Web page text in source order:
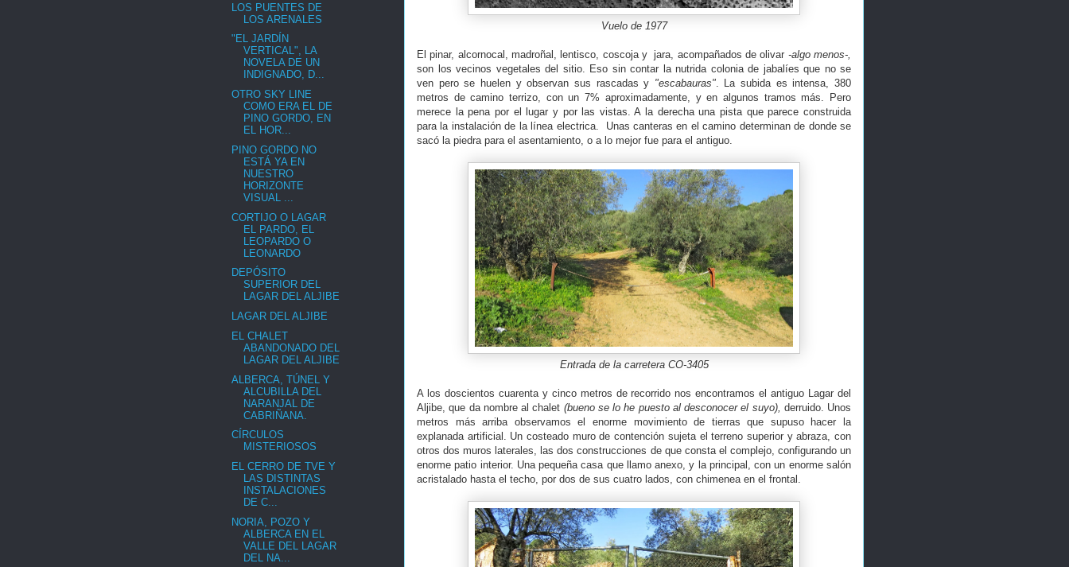
Vuelo de 1977
El pinar, alcornocal, madroñal, lentisco, coscoja y jara, acompañados de olivar -algo menos-,
son los vecinos vegetales del sitio. Eso sin contar la nutrida colonia de jabalíes que no se
ven pero se huelen y observan sus rascadas y "escabauras". La subida es intensa, 380
metros de camino terrizo, con un 7% aproximadamente, y en algunos tramos más. Pero
merece la pena por el lugar y por las vistas. A la derecha una pista que parece construida
para la instalación de la línea electrica. Unas canteras en el camino determinan de donde se
sacó la piedra para el asentamiento, o a lo mejor fue para el antiguo.
Entrada de la carretera CO-3405
A los doscientos cuarenta y cinco metros de recorrido nos encontramos el antiguo Lagar del
Aljibe, que da nombre al chalet (bueno se lo he puesto al desconocer el suyo), derruido. Unos
metros más arriba observamos el enorme movimiento de tierras que supuso hacer la
explanada artificial. Un costeado muro de contención sujeta el terreno superior y abraza, con
otros dos muros laterales, las dos construcciones de que consta el complejo, configurando un
enorme patio interior. Una pequeña casa que llamo anexo, y la principal, con un enorme salón
acristalado hasta el techo, por dos de sus cuatro lados, con chimenea en el frontal.
LOS PUENTES DE
LOS ARENALES
"EL JARDÍN
VERTICAL", LA
NOVELA DE UN
INDIGNADO, D...
OTRO SKY LINE
COMO ERA EL DE
PINO GORDO, EN
EL HOR...
PINO GORDO NO
ESTÁ YA EN
NUESTRO
HORIZONTE
VISUAL ...
CORTIJO O LAGAR
EL PARDO, EL
LEOPARDO O
LEONARDO
DEPÓSITO
SUPERIOR DEL
LAGAR DEL ALJIBE
LAGAR DEL ALJIBE
EL CHALET
ABANDONADO DEL
LAGAR DEL ALJIBE
ALBERCA, TÚNEL Y
ALCUBILLA DEL
NARANJAL DE
CABRIÑANA.
CÍRCULOS
MISTERIOSOS
EL CERRO DE TVE Y
LAS DISTINTAS
INSTALACIONES
DE C...
NORIA, POZO Y
ALBERCA EN EL
VALLE DEL LAGAR
DEL NA...